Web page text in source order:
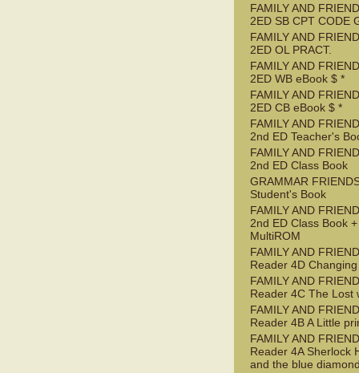
FAMILY AND
2ED SB CPT CODE
FAMILY AND
2ED OL PRACT.
FAMILY AND
2ED WB eBook $ *
FAMILY AND
2ED CB eBook $ *
FAMILY AND
2nd ED Teacher's
FAMILY AND
2nd ED Class Book
GRAMMAR
Student's Book
FAMILY AND
2nd ED Class Book +
MultiROM
FAMILY AND
Reader 4D
FAMILY AND
Reader 4C The Lost
FAMILY AND
Reader 4B A Little
FAMILY AND
Reader 4A Sherlock
and the blue